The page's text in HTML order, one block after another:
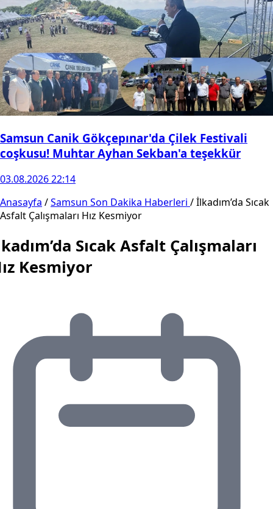
Samsun Canik Gökçepınar'da Çilek Festivali
coşkusu! Muhtar Ayhan Sekban'a teşekkür
03.08.2026 22:14
Anasayfa /Samsun Son Dakika Haberleri /İlkadım’da Sıcak
Asfalt Çalışmaları Hız Kesmiyor
Sıcak Asfalt Çalışmaları
Kesmiyor